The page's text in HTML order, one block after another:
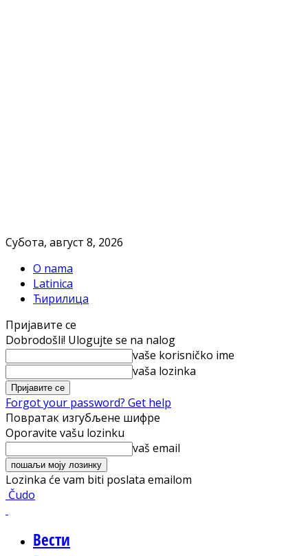
Субота, август 8, 2026
O nama
Latinica
Ћирилица
Пријавите се
Dobrodošli! Ulogujte se na nalog
vaše korisničko ime
vaša lozinka
Forgot your password? Get help
Повратак изгубљене шифре
Oporavite vašu lozinku
vaš email
Lozinka će vam biti poslata emailom
Čudo
Вести